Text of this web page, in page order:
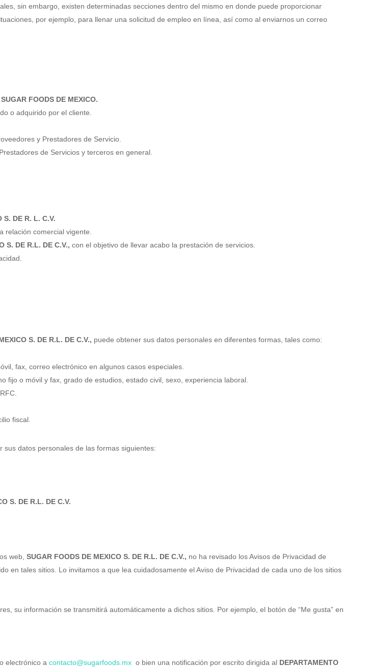
sin embargo, existen determinadas secciones dentro del mismo en donde puede proporcionar
por ejemplo, para llenar una solicitud de empleo en línea, así como al enviarnos un correo
SUGAR FOODS DE MEXICO.
o adquirido por el cliente.
y Prestadores de Servicio.
de Servicios y terceros en general.
S. DE R. L. C.V.
relación comercial vigente.
S. DE R.L. DE C.V., con el objetivo de llevar acabo la prestación de servicios.
S. DE R.L. DE C.V., puede obtener sus datos personales en diferentes formas, tales como:
fax, correo electrónico en algunos casos especiales.
o móvil y fax, grado de estudios, estado civil, sexo, experiencia laboral.
fiscal.
datos personales de las formas siguientes:
S. DE R.L. DE C.V.
web, SUGAR FOODS DE MEXICO S. DE R.L. DE C.V., no ha revisado los Avisos de Privacidad de
en tales sitios. Lo invitamos a que lea cuidadosamente el Aviso de Privacidad de cada uno de los sitios
su información se transmitirá automáticamente a dichos sitios. Por ejemplo, el botón de “Me gusta” en
electrónico a contacto@sugarfoods.mx o bien una notificación por escrito dirigida al DEPARTAMENTO